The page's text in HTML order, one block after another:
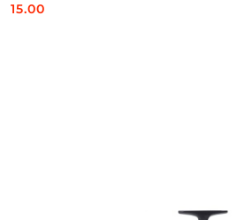
Cena:
15.00